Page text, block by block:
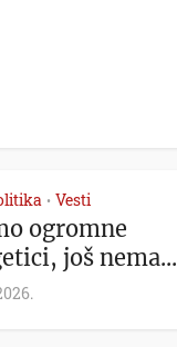
• Vesti
ogromne
još nema...